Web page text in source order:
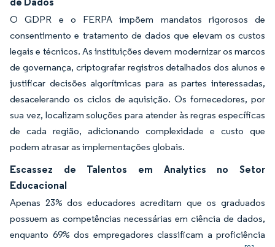
O GDPR e o FERPA impõem mandatos rigorosos de
consentimento e tratamento de dados que elevam os custos
legais e técnicos. As instituições devem modernizar os marcos
de governança, criptografar registros detalhados dos alunos e
justificar decisões algorítmicas para as partes interessadas,
desacelerando os ciclos de aquisição. Os fornecedores, por
sua vez, localizam soluções para atender às regras específicas
de cada região, adicionando complexidade e custo que
podem atrasar as implementações globais.
Escassez de Talentos em Analytics no Setor
Educacional
Apenas 23% dos educadores acreditam que os graduados
possuem as competências necessárias em ciência de dados,
enquanto 69% dos empregadores classificam a proficiência